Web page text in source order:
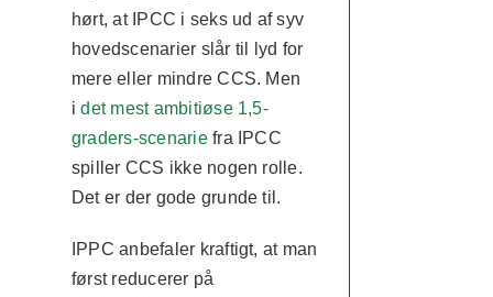
hørt, at IPCC i seks ud af syv
hovedscenarier slår til lyd for
mere eller mindre CCS. Men
idet mest ambitiøse 1,5-
graders-scenariefra IPCC
spiller CCS ikke nogen rolle.
Det er der gode grunde til.
IPPC anbefaler kraftigt, at man
først reducerer på